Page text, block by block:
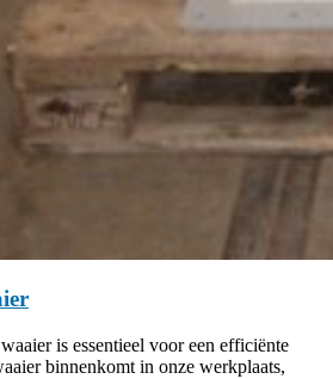
is essentieel voor een efficiënte
binnenkomt in onze werkplaats,